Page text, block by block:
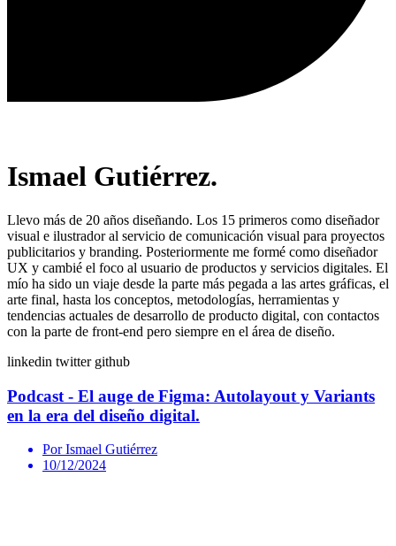
Ismael Gutiérrez.
Llevo más de 20 años diseñando. Los 15 primeros como diseñador
visual e ilustrador al servicio de comunicación visual para proyectos
publicitarios y branding. Posteriormente me formé como diseñador
UX y cambié el foco al usuario de productos y servicios digitales. El
mío ha sido un viaje desde la parte más pegada a las artes gráficas, el
arte final, hasta los conceptos, metodologías, herramientas y
tendencias actuales de desarrollo de producto digital, con contactos
con la parte de front-end pero siempre en el área de diseño.
linkedin twitter github
Podcast - El auge de Figma: Autolayout y Variants
en la era del diseño digital.
Por Ismael Gutiérrez
10/12/2024